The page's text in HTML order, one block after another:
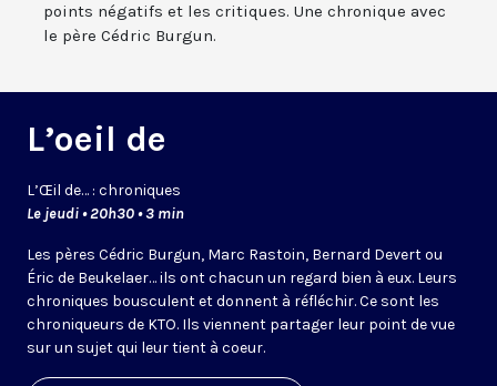
points négatifs et les critiques. Une chronique avec
le père Cédric Burgun.
L’oeil de
L’Œil de… : chroniques
Le jeudi • 20h30 • 3 min
Les pères Cédric Burgun, Marc Rastoin, Bernard Devert ou
Éric de Beukelaer… ils ont chacun un regard bien à eux. Leurs
chroniques bousculent et donnent à réfléchir. Ce sont les
chroniqueurs de KTO. Ils viennent partager leur point de vue
sur un sujet qui leur tient à coeur.